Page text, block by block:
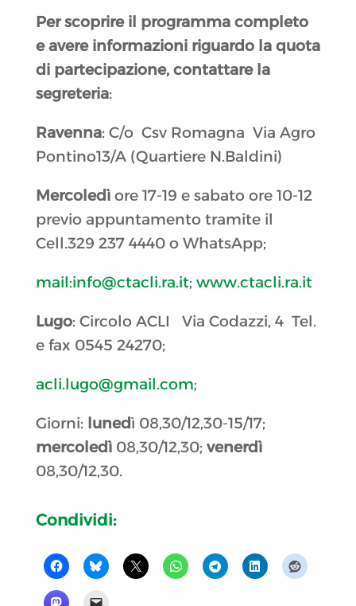
Per scoprire il programma completo
e avere informazioni riguardo la quota
di partecipazione, contattare la
segreteria:
Ravenna: C/o Csv Romagna Via Agro
Pontino13/A (Quartiere N.Baldini)
Mercoledìore 17-19 e sabato ore 10-12
previo appuntamento tramite il
Cell.329 237 4440 o WhatsApp;
mail:info@ctacli.ra.it; www.ctacli.ra.it
Lugo: Circolo ACLI Via Codazzi, 4 Tel.
e fax 0545 24270;
acli.lugo@gmail.com;
Giorni: lunedì 08,30/12,30-15/17;
mercoledì08,30/12,30; venerdì
08,30/12,30.
Condividi: